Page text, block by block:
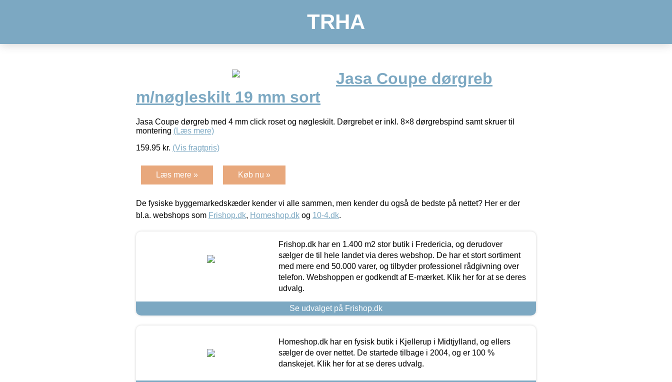
TRHA
Jasa Coupe dørgreb
m/nøgleskilt 19 mm sort
Jasa Coupe dørgreb med 4 mm click roset og nøgleskilt. Dørgrebet er inkl. 8×8 dørgrebspind samt skruer til
montering (Læs mere)
159.95 kr. (Vis fragtpris)
Læs mere » Køb nu »
De fysiske byggemarkedskæder kender vi alle sammen, men kender du også de bedste på nettet? Her er der
bl.a. webshops som Frishop.dk, Homeshop.dk og 10-4.dk.
Frishop.dk har en 1.400 m2 stor butik i Fredericia, og derudover
sælger de til hele landet via deres webshop. De har et stort sortiment
med mere end 50.000 varer, og tilbyder professionel rådgivning over
telefon. Webshoppen er godkendt af E-mærket. Klik her for at se deres
udvalg.
Se udvalget på Frishop.dk
Homeshop.dk har en fysisk butik i Kjellerup i Midtjylland, og ellers
sælger de over nettet. De startede tilbage i 2004, og er 100 %
danskejet. Klik her for at se deres udvalg.